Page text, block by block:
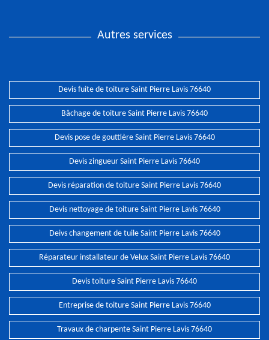
Autres services
Devis fuite de toiture Saint Pierre Lavis 76640
Bâchage de toiture Saint Pierre Lavis 76640
Devis pose de gouttière Saint Pierre Lavis 76640
Devis zingueur Saint Pierre Lavis 76640
Devis réparation de toiture Saint Pierre Lavis 76640
Devis nettoyage de toiture Saint Pierre Lavis 76640
Deivs changement de tuile Saint Pierre Lavis 76640
Réparateur installateur de Velux Saint Pierre Lavis 76640
Devis toiture Saint Pierre Lavis 76640
Entreprise de toiture Saint Pierre Lavis 76640
Travaux de charpente Saint Pierre Lavis 76640